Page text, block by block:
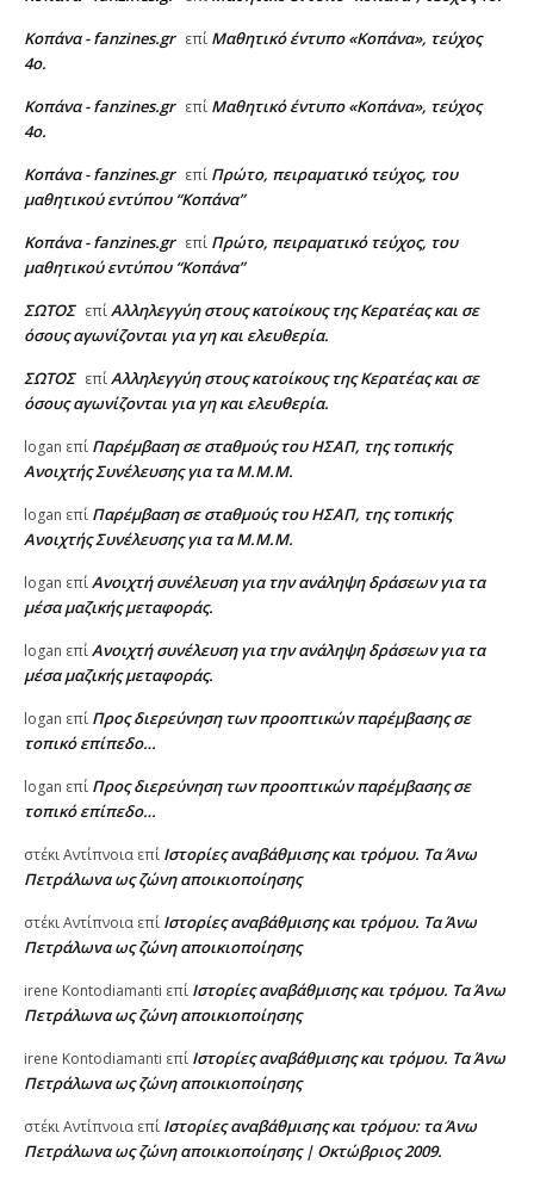
Κοπάνα - fanzines.gr επί Μαθητικό έντυπο «Κοπάνα», τεύχος
4ο.
Κοπάνα - fanzines.gr επί Μαθητικό έντυπο «Κοπάνα», τεύχος
4ο.
Κοπάνα - fanzines.gr επί Πρώτο, πειραματικό τεύχος, του
μαθητικού εντύπου “Κοπάνα”
Κοπάνα - fanzines.gr επί Πρώτο, πειραματικό τεύχος, του
μαθητικού εντύπου “Κοπάνα”
ΣΩΤΟΣ επίΑλληλεγγύη στους κατοίκους της Κερατέας και σε
όσους αγωνίζονται για γη και ελευθερία.
ΣΩΤΟΣ επίΑλληλεγγύη στους κατοίκους της Κερατέας και σε
όσους αγωνίζονται για γη και ελευθερία.
logan επί Παρέμβαση σε σταθμούς του ΗΣΑΠ, της τοπικής
Ανοιχτής Συνέλευσης για τα Μ.Μ.Μ.
logan επί Παρέμβαση σε σταθμούς του ΗΣΑΠ, της τοπικής
Ανοιχτής Συνέλευσης για τα Μ.Μ.Μ.
logan επίΑνοιχτή συνέλευση για την ανάληψη δράσεων για τα
μέσα μαζικής μεταφοράς.
logan επίΑνοιχτή συνέλευση για την ανάληψη δράσεων για τα
μέσα μαζικής μεταφοράς.
logan επί Προς διερεύνηση των προοπτικών παρέμβασης σε
τοπικό επίπεδο…
logan επί Προς διερεύνηση των προοπτικών παρέμβασης σε
τοπικό επίπεδο…
στέκι Αντίπνοια επί Ιστορίες αναβάθμισης και τρόμου. Τα Άνω
Πετράλωνα ως ζώνη αποικιοποίησης
στέκι Αντίπνοια επί Ιστορίες αναβάθμισης και τρόμου. Τα Άνω
Πετράλωνα ως ζώνη αποικιοποίησης
irene Kontodiamanti επί Ιστορίες αναβάθμισης και τρόμου. Τα Άνω
Πετράλωνα ως ζώνη αποικιοποίησης
irene Kontodiamanti επί Ιστορίες αναβάθμισης και τρόμου. Τα Άνω
Πετράλωνα ως ζώνη αποικιοποίησης
στέκι Αντίπνοια επί Ιστορίες αναβάθμισης και τρόμου: τα Άνω
Πετράλωνα ως ζώνη αποικιοποίησης | Οκτώβριος 2009.